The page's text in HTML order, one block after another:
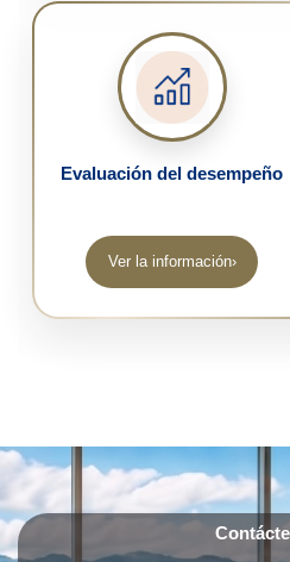
Evaluación del desempeño
Ver la información›